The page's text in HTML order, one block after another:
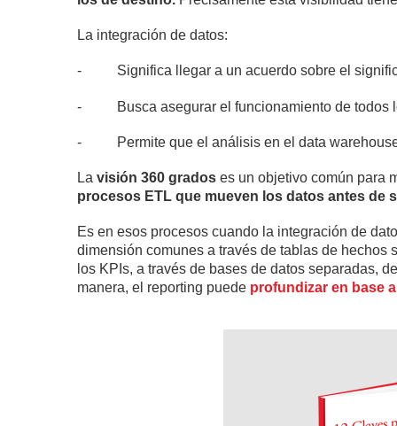
La integración de datos:
- Significa llegar a un acuerdo sobre el
- Busca asegurar el funcionamiento de
- Permite que el análisis en el data
La visión 360 grados es un objetivo común para
procesos ETL que mueven los datos antes de
Es en esos procesos cuando la integración de
dimensión comunes a través de tablas de hechos
los KPIs, a través de bases de datos separadas,
manera, el reporting puede profundizar en base